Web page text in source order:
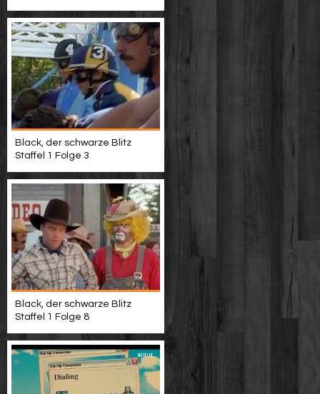
Black, der schwarze Blitz
Staffel 1 Folge 3
Black, der schwarze Blitz
Staffel 1 Folge 8